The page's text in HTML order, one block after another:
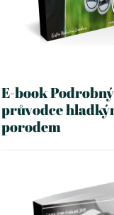
E-book Podrobný
průvodce
porodem